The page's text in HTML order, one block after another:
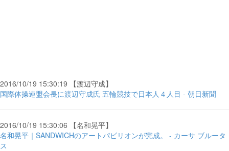
2016/10/19 15:30:19 【渡辺守成】
国際体操連盟会長に渡辺守成氏 五輪競技で日本人４人目 - 朝日新聞
2016/10/19 15:30:06 【名和晃平】
名和晃平｜SANDWICHのアートパビリオンが完成。 - カーサ ブルータ
ス